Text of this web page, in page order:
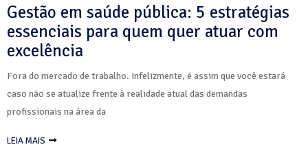
Gestão em saúde pública: 5 estratégias
essenciais para quem quer atuar com
excelência
Fora do mercado de trabalho. Infelizmente, é assim que você estará
caso não se atualize frente à realidade atual das demandas
profissionais na área da
LEIA MAIS